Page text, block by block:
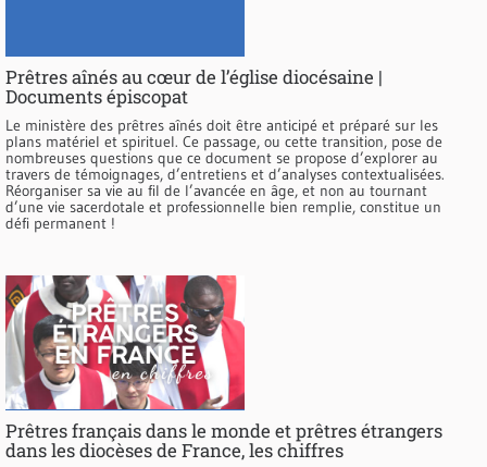
Prêtres aînés au cœur de l’église diocésaine |
Documents épiscopat
Le ministère des prêtres aînés doit être anticipé et préparé sur les
plans matériel et spirituel. Ce passage, ou cette transition, pose de
nombreuses questions que ce document se propose d’explorer au
travers de témoignages, d’entretiens et d’analyses contextualisées.
Réorganiser sa vie au fil de l’avancée en âge, et non au tournant
d’une vie sacerdotale et professionnelle bien remplie, constitue un
défi permanent !
Prêtres français dans le monde et prêtres étrangers
dans les diocèses de France, les chiffres